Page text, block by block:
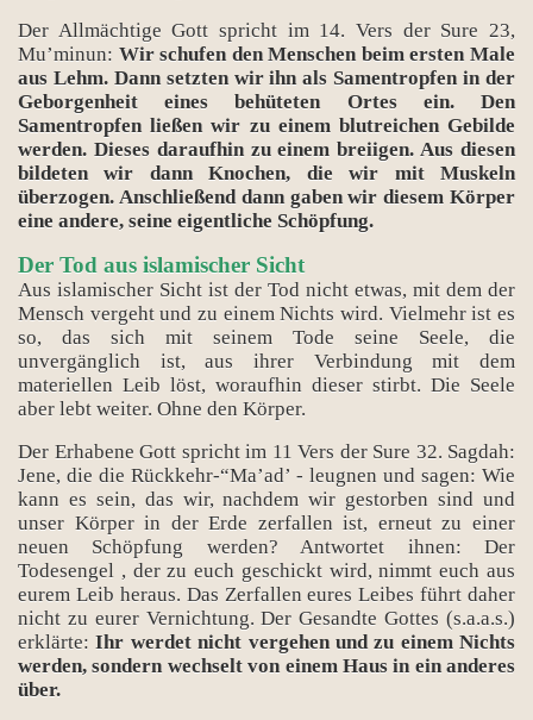
Der Allmächtige Gott spricht im 14. Vers der Sure 23,
Mu’minun: Wir schufen den Menschen beim ersten Male
aus Lehm. Dann setzten wir ihn als Samentropfen in der
Geborgenheit eines behüteten Ortes ein. Den
Samentropfen ließen wir zu einem blutreichen Gebilde
werden. Dieses daraufhin zu einem breiigen. Aus diesen
bildeten wir dann Knochen, die wir mit Muskeln
überzogen. Anschließend dann gaben wir diesem Körper
eine andere, seine eigentliche Schöpfung.
Der Tod aus islamischer Sicht
Aus islamischer Sicht ist der Tod nicht etwas, mit dem der
Mensch vergeht und zu einem Nichts wird. Vielmehr ist es
so, das sich mit seinem Tode seine Seele, die
unvergänglich ist, aus ihrer Verbindung mit dem
materiellen Leib löst, woraufhin dieser stirbt. Die Seele
aber lebt weiter. Ohne den Körper.
Der Erhabene Gott spricht im 11 Vers der Sure 32. Sagdah:
Jene, die die Rückkehr-“Ma’ad’ - leugnen und sagen: Wie
kann es sein, das wir, nachdem wir gestorben sind und
unser Körper in der Erde zerfallen ist, erneut zu einer
neuen Schöpfung werden? Antwortet ihnen: Der
Todesengel , der zu euch geschickt wird, nimmt euch aus
eurem Leib heraus. Das Zerfallen eures Leibes führt daher
nicht zu eurer Vernichtung. Der Gesandte Gottes (s.a.a.s.)
erklärte:Ihr werdet nicht vergehen und zu einem Nichts
werden, sondern wechselt von einem Haus in ein anderes
über.